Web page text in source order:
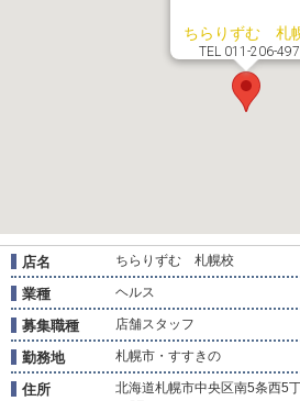
ちらりずむ 札
TEL 011-206-
店名 ちらりずむ 札幌校
業種 ヘルス
募集職種 店舗スタッフ
勤務地 札幌市・すすきの
住所
北海道札幌市中央区南5条西5